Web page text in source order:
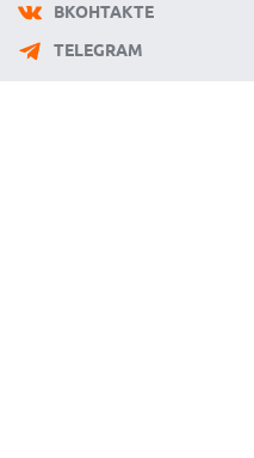
ВКОНТАКТЕ
TELEGRAM